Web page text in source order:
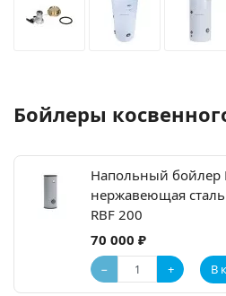
Бойлеры
Напольный бойлер
нержавеющая
RBF 200
70 000 ₽
− + В